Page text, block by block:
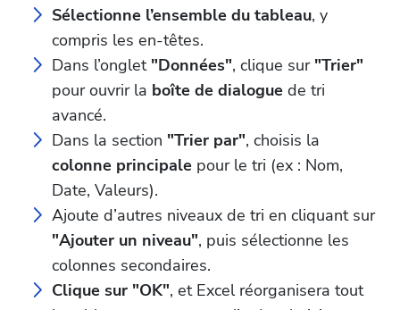
Sélectionne l’ensemble du tableau, y
compris les en-têtes.
Dans l’onglet "Données", clique sur "Trier"
pour ouvrir la boîte de dialogue de tri
avancé.
Dans la section "Trier par", choisis la
colonne principale pour le tri (ex : Nom,
Date, Valeurs).
Ajoute d’autres niveaux de tri en cliquant sur
"Ajouter un niveau", puis sélectionne les
colonnes secondaires.
Clique sur "OK", et Excel réorganisera tout